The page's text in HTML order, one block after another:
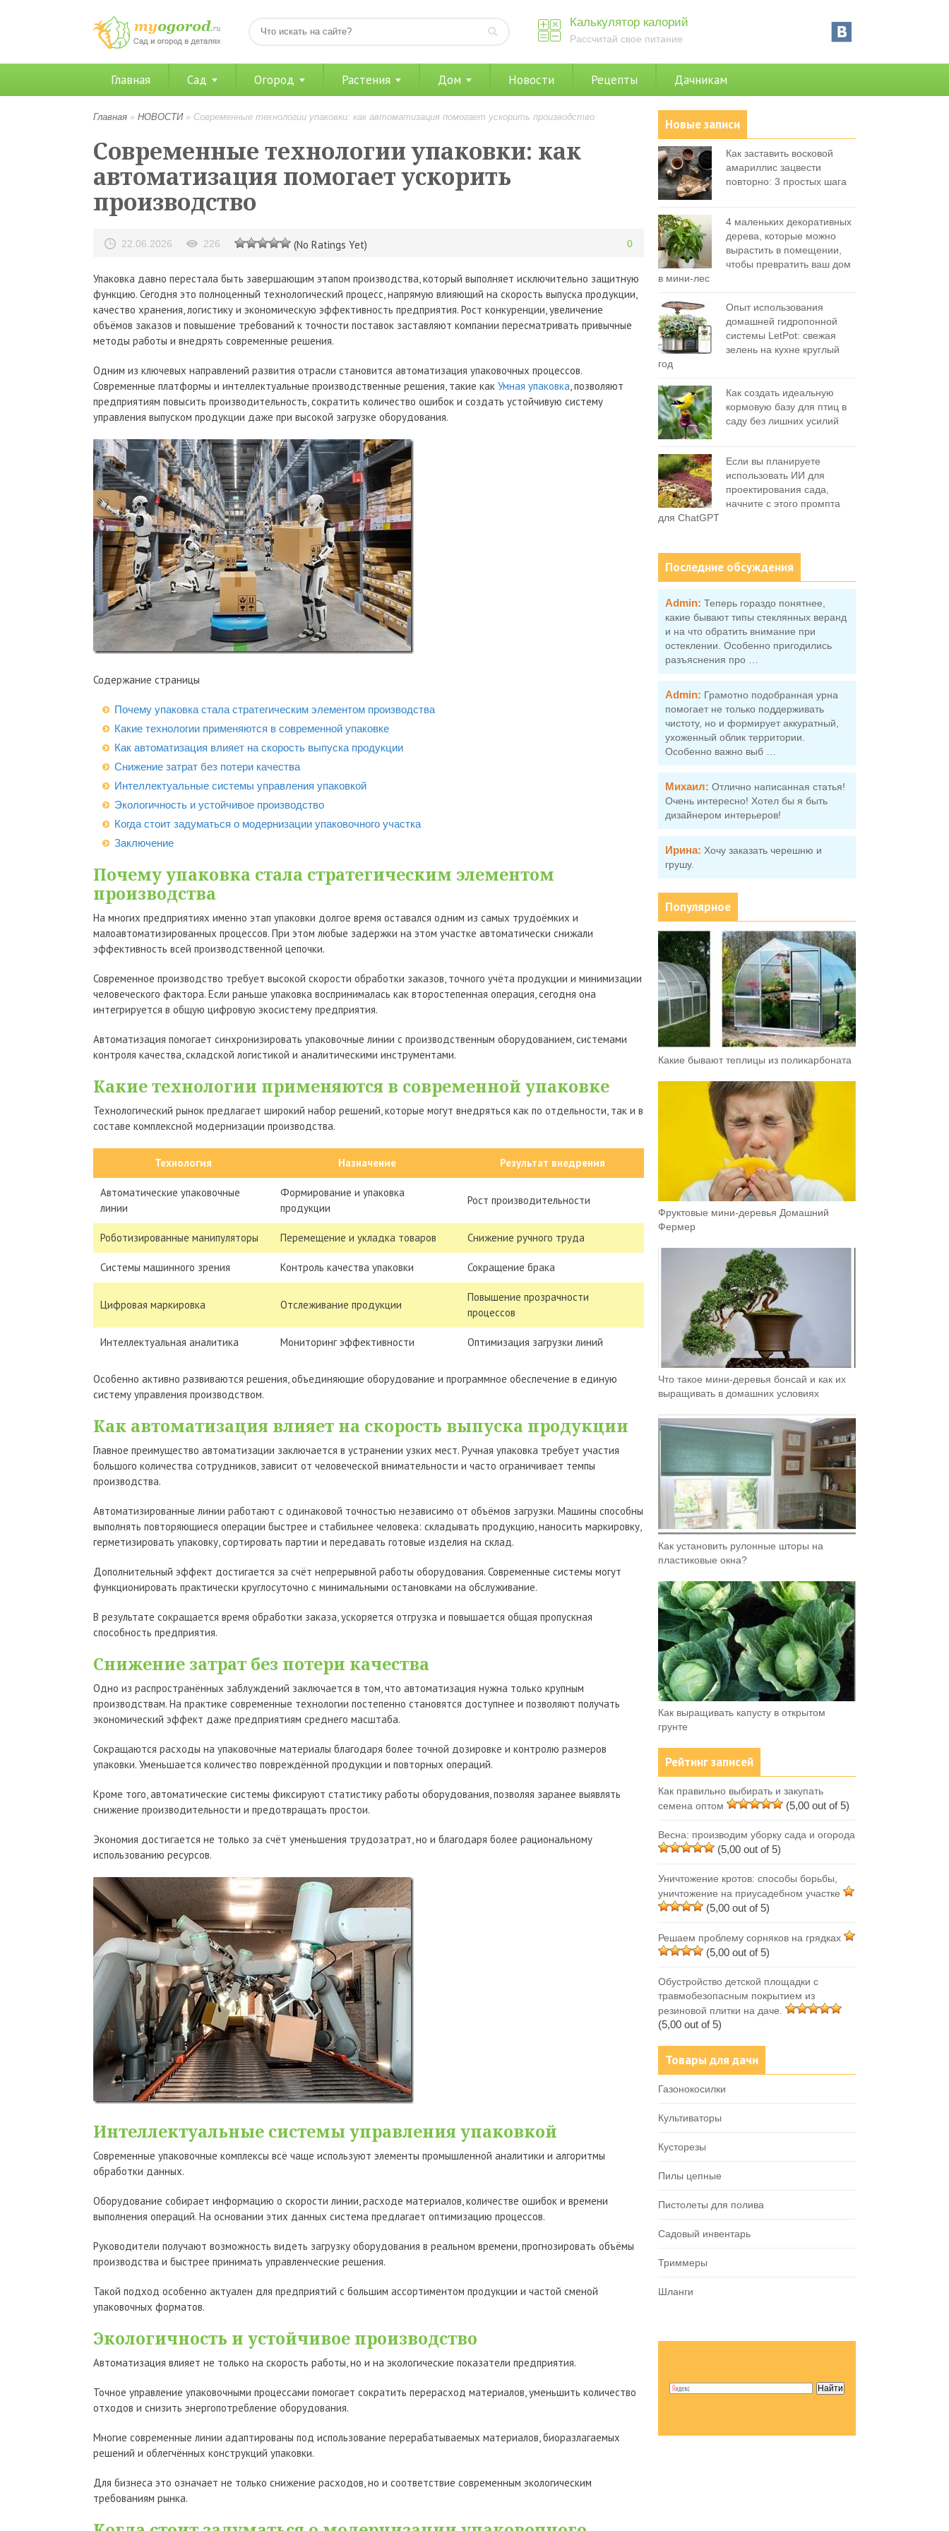
Калькулятор калорий
Рассчитай свое питание
Главная Сад Огород Растения Дом Новости Рецепты Дачникам
Главная » НОВОСТИ» Современные технологии упаковки: как автоматизация помогает ускорить производство
Современные технологии упаковки: как
автоматизация помогает ускорить
производство
22.06.2026 226 (No Ratings Yet) 0
Упаковка давно перестала быть завершающим этапом производства, который выполняет исключительно защитную
функцию. Сегодня это полноценный технологический процесс, напрямую влияющий на скорость выпуска продукции,
качество хранения, логистику и экономическую эффективность предприятия. Рост конкуренции, увеличение
объёмов заказов и повышение требований к точности поставок заставляют компании пересматривать привычные
методы работы и внедрять современные решения.
Одним из ключевых направлений развития отрасли становится автоматизация упаковочных процессов.
Современные платформы и интеллектуальные производственные решения, такие как Умная упаковка, позволяют
предприятиям повысить производительность, сократить количество ошибок и создать устойчивую систему
управления выпуском продукции даже при высокой загрузке оборудования.
Содержание страницы
Почему упаковка стала стратегическим элементом производства
Какие технологии применяются в современной упаковке
Как автоматизация влияет на скорость выпуска продукции
Снижение затрат без потери качества
Интеллектуальные системы управления упаковкой
Экологичность и устойчивое производство
Когда стоит задуматься о модернизации упаковочного участка
Заключение
Почему упаковка стала стратегическим элементом
производства
На многих предприятиях именно этап упаковки долгое время оставался одним из самых трудоёмких и
малоавтоматизированных процессов. При этом любые задержки на этом участке автоматически снижали
эффективность всей производственной цепочки.
Современное производство требует высокой скорости обработки заказов, точного учёта продукции и минимизации
человеческого фактора. Если раньше упаковка воспринималась как второстепенная операция, сегодня она
интегрируется в общую цифровую экосистему предприятия.
Автоматизация помогает синхронизировать упаковочные линии с производственным оборудованием, системами
контроля качества, складской логистикой и аналитическими инструментами.
Какие технологии применяются в современной упаковке
Технологический рынок предлагает широкий набор решений, которые могут внедряться как по отдельности, так и в
составе комплексной модернизации производства.
Технология Назначение Результат внедрения
Автоматические упаковочные
линии
Формирование и упаковка
продукции
Рост производительности
Роботизированные манипуляторы Перемещение и укладка товаров Снижение ручного труда
Системы машинного зрения Контроль качества упаковки Сокращение брака
Цифровая маркировка Отслеживание продукции
Повышение прозрачности
процессов
Интеллектуальная аналитика Мониторинг эффективности Оптимизация загрузки линий
Особенно активно развиваются решения, объединяющие оборудование и программное обеспечение в единую
систему управления производством.
Как автоматизация влияет на скорость выпуска продукции
Главное преимущество автоматизации заключается в устранении узких мест. Ручная упаковка требует участия
большого количества сотрудников, зависит от человеческой внимательности и часто ограничивает темпы
производства.
Автоматизированные линии работают с одинаковой точностью независимо от объёмов загрузки. Машины способны
выполнять повторяющиеся операции быстрее и стабильнее человека: складывать продукцию, наносить маркировку,
герметизировать упаковку, сортировать партии и передавать готовые изделия на склад.
Дополнительный эффект достигается за счёт непрерывной работы оборудования. Современные системы могут
функционировать практически круглосуточно с минимальными остановками на обслуживание.
В результате сокращается время обработки заказа, ускоряется отгрузка и повышается общая пропускная
способность предприятия.
Снижение затрат без потери качества
Одно из распространённых заблуждений заключается в том, что автоматизация нужна только крупным
производствам. На практике современные технологии постепенно становятся доступнее и позволяют получать
экономический эффект даже предприятиям среднего масштаба.
Сокращаются расходы на упаковочные материалы благодаря более точной дозировке и контролю размеров
упаковки. Уменьшается количество повреждённой продукции и повторных операций.
Кроме того, автоматические системы фиксируют статистику работы оборудования, позволяя заранее выявлять
снижение производительности и предотвращать простои.
Экономия достигается не только за счёт уменьшения трудозатрат, но и благодаря более рациональному
использованию ресурсов.
Интеллектуальные системы управления упаковкой
Современные упаковочные комплексы всё чаще используют элементы промышленной аналитики и алгоритмы
обработки данных.
Оборудование собирает информацию о скорости линии, расходе материалов, количестве ошибок и времени
выполнения операций. На основании этих данных система предлагает оптимизацию процессов.
Руководители получают возможность видеть загрузку оборудования в реальном времени, прогнозировать объёмы
производства и быстрее принимать управленческие решения.
Такой подход особенно актуален для предприятий с большим ассортиментом продукции и частой сменой
упаковочных форматов.
Экологичность и устойчивое производство
Автоматизация влияет не только на скорость работы, но и на экологические показатели предприятия.
Точное управление упаковочными процессами помогает сократить перерасход материалов, уменьшить количество
отходов и снизить энергопотребление оборудования.
Многие современные линии адаптированы под использование перерабатываемых материалов, биоразлагаемых
решений и облегчённых конструкций упаковки.
Для бизнеса это означает не только снижение расходов, но и соответствие современным экологическим
требованиям рынка.
Новые записи
Как заставить восковой
амариллис зацвести
повторно: 3 простых шага
4 маленьких декоративных
дерева, которые можно
вырастить в помещении,
чтобы превратить ваш дом
в мини-лес
Опыт использования
домашней гидропонной
системы LetPot: свежая
зелень на кухне круглый
год
Как создать идеальную
кормовую базу для птиц в
саду без лишних усилий
Если вы планируете
использовать ИИ для
проектирования сада,
начните с этого промпта
для ChatGPT
Последние обсуждения
Admin: Теперь гораздо понятнее,
какие бывают типы стеклянных веранд
и на что обратить внимание при
остеклении. Особенно пригодились
разъяснения про …
Admin: Грамотно подобранная урна
помогает не только поддерживать
чистоту, но и формирует аккуратный,
ухоженный облик территории.
Особенно важно выб …
Михаил: Отлично написанная статья!
Очень интересно! Хотел бы я быть
дизайнером интерьеров!
Ирина: Хочу заказать черешню и
грушу.
Популярное
Какие бывают теплицы из поликарбоната
Фруктовыe мини-деревья Домашний
Фермер
Что такое мини-деревья бонсай и как их
выращивать в домашних условиях
Как установить рулонные шторы на
пластиковые окна?
Как выращивать капусту в открытом
грунте
Рейтинг записей
Как правильно выбирать и закупать
семена оптом
(5,00 out of 5)
Весна: производим уборку сада и огорода
(5,00 out of 5)
Уничтожение кротов: способы борьбы,
уничтожение на приусадебном участке
(5,00 out of 5)
Решаем проблему сорняков на грядках
(5,00 out of 5)
Обустройство детской площадки с
травмобезопасным покрытием из
резиновой плитки на даче.
(5,00 out of 5)
Товары для дачи
Газонокосилки
Культиваторы
Кусторезы
Пилы цепные
Пистолеты для полива
Садовый инвентарь
Триммеры
Шланги